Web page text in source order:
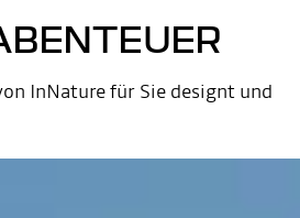
InNature für Sie designt und